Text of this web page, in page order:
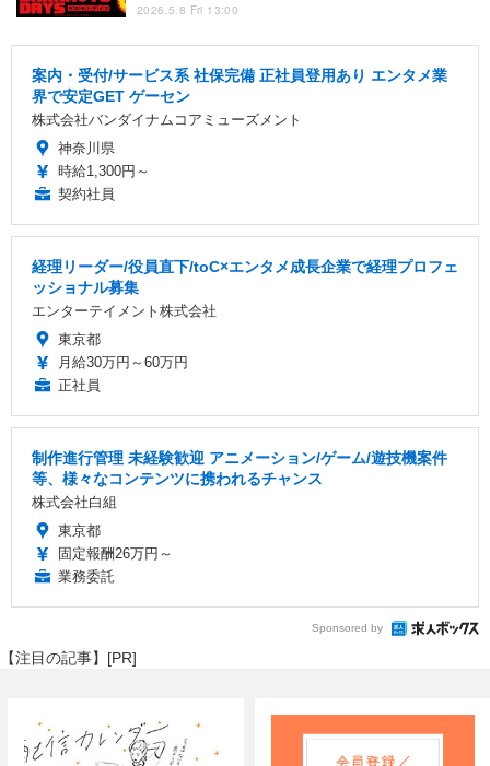
2026.5.8 Fri 13:00
案内・受付/サービス系 社保完備 正社員登用あり エンタメ業
界で安定GET ゲーセン
株式会社バンダイナムコアミューズメント
神奈川県
時給1,300円～
契約社員
経理リーダー/役員直下/toC×エンタメ成長企業で経理プロフェ
ッショナル募集
エンターテイメント株式会社
東京都
月給30万円～60万円
正社員
制作進行管理 未経験歓迎 アニメーション/ゲーム/遊技機案件
等、様々なコンテンツに携われるチャンス
株式会社白組
東京都
固定報酬26万円～
業務委託
Sponsored by
【注目の記事】[PR]